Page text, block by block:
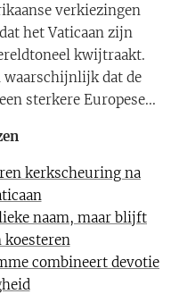
verkiezingen
het Vaticaan zijn
kwijtraakt.
waarschijnlijk dat de
sterkere Europese...
kerkscheuring na
naam, maar blijft
koesteren
combineert devotie